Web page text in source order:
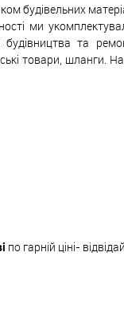
будівельних
ми
будівництва та
товари,
по гарній ціні-